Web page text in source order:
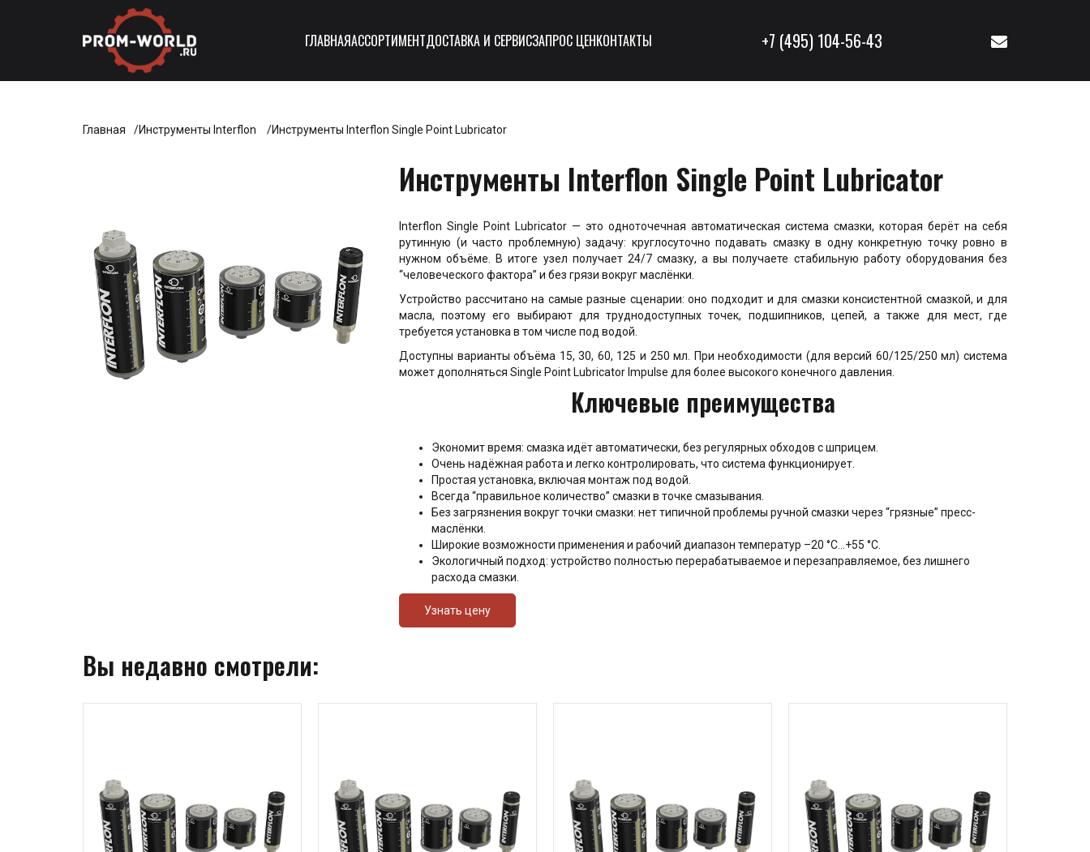
ГЛАВНАЯАССОРТИМЕНТДОСТАВКА И СЕРВИСЗАПРОС ЦЕНКОНТАКТЫ +7 (495) 104-56-43
Главная Инструменты Interflon Инструменты Interflon Single Point Lubricator
Инструменты Interflon Single Point Lubricator
Interflon Single Point Lubricator — это одноточечная автоматическая система смазки, которая берёт на себя
рутинную (и часто проблемную) задачу: круглосуточно подавать смазку в одну конкретную точку ровно в
нужном объёме. В итоге узел получает 24/7 смазку, а вы получаете стабильную работу оборудования без
“человеческого фактора” и без грязи вокруг маслёнки.
Устройство рассчитано на самые разные сценарии: оно подходит и для смазки консистентной смазкой, и для
масла, поэтому его выбирают для труднодоступных точек, подшипников, цепей, а также для мест, где
требуется установка в том числе под водой.
Доступны варианты объёма 15, 30, 60, 125 и 250 мл. При необходимости (для версий 60/125/250 мл) система
может дополняться Single Point Lubricator Impulse для более высокого конечного давления.
Ключевые преимущества
Экономит время: смазка идёт автоматически, без регулярных обходов с шприцем.
Очень надёжная работа и легко контролировать, что система функционирует.
Простая установка, включая монтаж под водой.
Всегда “правильное количество” смазки в точке смазывания.
Без загрязнения вокруг точки смазки: нет типичной проблемы ручной смазки через “грязные” пресс-
маслёнки.
Широкие возможности применения и рабочий диапазон температур –20 °C…+55 °C.
Экологичный подход: устройство полностью перерабатываемое и перезаправляемое, без лишнего
расхода смазки.
Узнать цену
Вы недавно смотрели: